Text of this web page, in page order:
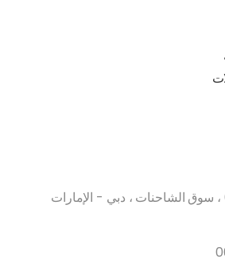
معرض رقم 60 ، سوق الشاحنات ، دبي - الإمارات